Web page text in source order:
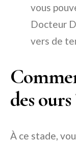
vous
Docteur
vers de
des ours
À ce stade,